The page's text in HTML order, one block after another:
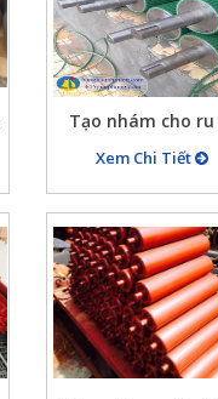
Tạo nhám cho ru
bằng phương pháp
băng pvc gai
Xem Chi Tiết